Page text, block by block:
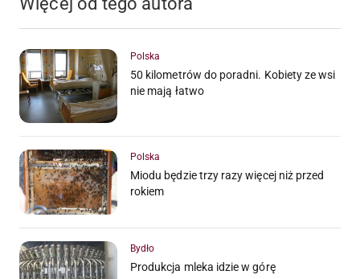
Polska
50 kilometrów do poradni. Kobiety ze wsi
nie mają łatwo
Polska
Miodu będzie trzy razy więcej niż przed
rokiem
Bydło
Produkcja mleka idzie w górę